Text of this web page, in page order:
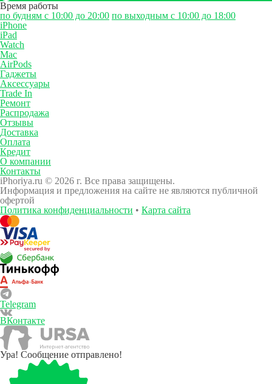
Время работы
по будням с 10:00 до 20:00 по выходным с 10:00 до 18:00
iPhone
iPad
Watch
Mac
AirPods
Гаджеты
Аксессуары
Trade In
Ремонт
Распродажа
Отзывы
Доставка
Оплата
Кредит
О компании
Контакты
iPhoriya.ru © 2026 г. Все права защищены.
Информация и предложения на сайте не являются публичной
офертой
Политика конфиденциальности • Карта сайта
Telegram
ВКонтакте
Ура! Сообщение отправлено!